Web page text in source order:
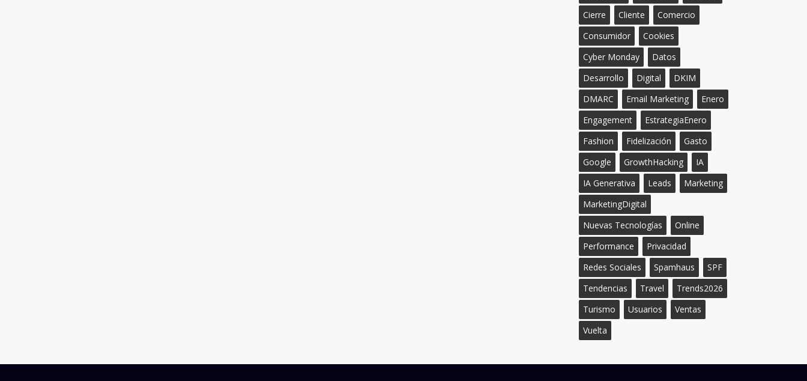
Cierre
Cliente
Comercio
Consumidor
Cookies
Cyber Monday
Datos
Desarrollo
Digital
DKIM
DMARC
Email Marketing
Enero
Engagement
EstrategiaEnero
Fashion
Fidelización
Gasto
Google
GrowthHacking
IA
IA Generativa
Leads
Marketing
MarketingDigital
Nuevas Tecnologías
Online
Performance
Privacidad
Redes Sociales
Spamhaus
SPF
Tendencias
Travel
Trends2026
Turismo
Usuarios
Ventas
Vuelta